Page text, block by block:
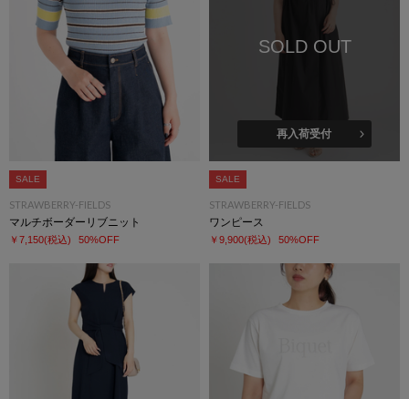
SALE
STRAWBERRY-FIELDS
マルチボーダーリブニット
￥7,150(税込) 50%OFF
SOLD OUT
再入荷受付
SALE
STRAWBERRY-FIELDS
ワンピース
￥9,900(税込) 50%OFF